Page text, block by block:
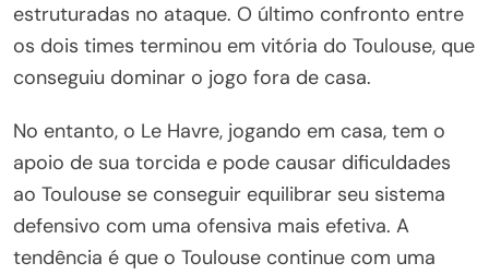
estruturadas no ataque. O último confronto entre
os dois times terminou em vitória do Toulouse, que
conseguiu dominar o jogo fora de casa.
No entanto, o Le Havre, jogando em casa, tem o
apoio de sua torcida e pode causar dificuldades
ao Toulouse se conseguir equilibrar seu sistema
defensivo com uma ofensiva mais efetiva. A
tendência é que o Toulouse continue com uma